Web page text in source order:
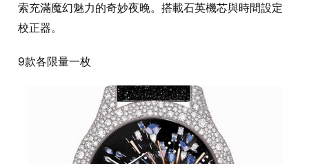
索充滿魔幻魅力的奇妙夜晚。搭載石英機芯與時間設定
校正器。
9款各限量一枚